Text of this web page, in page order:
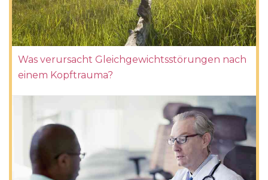
Was verursacht Gleichgewichtsstörungen nach
einem Kopftrauma?